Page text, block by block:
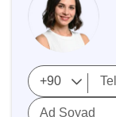
Ad Soyad